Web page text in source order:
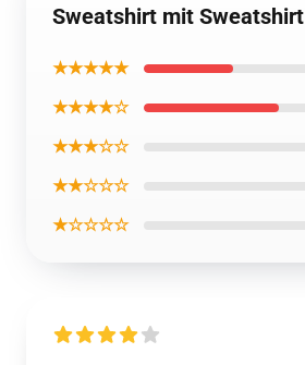
Sweatshirt mit Sweatshirt
★★★★★
★★★★☆
★★★☆☆
★★☆☆☆
★☆☆☆☆